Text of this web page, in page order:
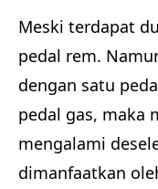
Meski terdapat
pedal rem.
dengan satu
pedal gas, maka
mengalami
dimanfaatkan